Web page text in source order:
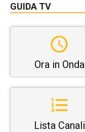
GUIDA TV
Ora in Onda
Lista Canali